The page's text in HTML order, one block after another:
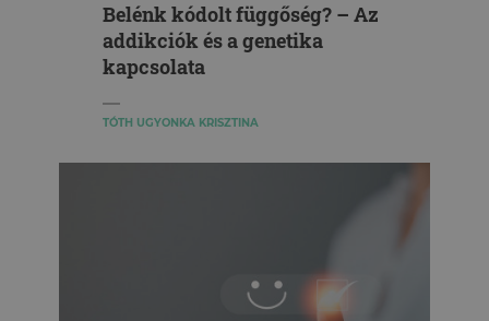
Belénk kódolt függőség? – Az
addikciók és a genetika
kapcsolata
TÓTH UGYONKA KRISZTINA